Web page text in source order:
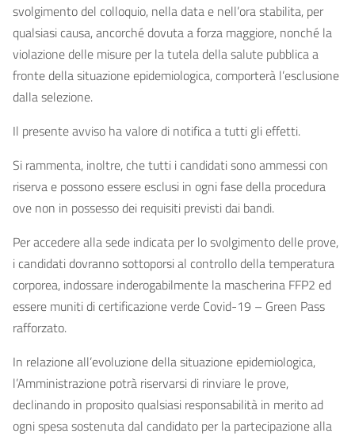
svolgimento del colloquio, nella data e nell’ora stabilita, per
qualsiasi causa, ancorché dovuta a forza maggiore, nonché la
violazione delle misure per la tutela della salute pubblica a
fronte della situazione epidemiologica, comporterà l’esclusione
dalla selezione.
Il presente avviso ha valore di notifica a tutti gli effetti.
Si rammenta, inoltre, che tutti i candidati sono ammessi con
riserva e possono essere esclusi in ogni fase della procedura
ove non in possesso dei requisiti previsti dai bandi.
Per accedere alla sede indicata per lo svolgimento delle prove,
i candidati dovranno sottoporsi al controllo della temperatura
corporea, indossare inderogabilmente la mascherina FFP2 ed
essere muniti di certificazione verde Covid-19 – Green Pass
rafforzato.
In relazione all’evoluzione della situazione epidemiologica,
l’Amministrazione potrà riservarsi di rinviare le prove,
declinando in proposito qualsiasi responsabilità in merito ad
ogni spesa sostenuta dal candidato per la partecipazione alla